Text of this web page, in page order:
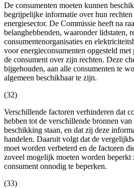
De consumenten moeten kunnen
begrijpelijke informatie over hun rechten
energiesector. De Commissie heeft na
belanghebbenden, waaronder lidstaten,
consumentenorganisaties en
voor energieconsumenten opgesteld
de consument over zijn rechten. Deze
bijgehouden, aan alle consumenten te
algemeen beschikbaar te zijn.
(32)
Verschillende factoren verhinderen dat
hebben tot de verschillende bronnen
beschikking staan, en dat zij deze
handelen. Daaruit volgt dat de
moet worden verbeterd en de factoren
zoveel mogelijk moeten worden beperkt
consument onnodig te beperken.
(33)